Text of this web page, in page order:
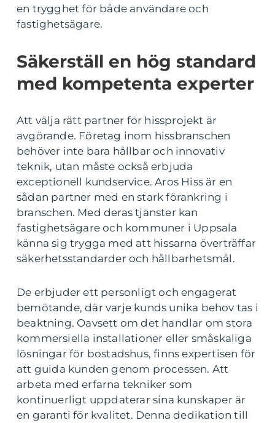
en trygghet för både användare och
fastighetsägare.
Säkerställ en hög standard
med kompetenta experter
Att välja rätt partner för hissprojekt är
avgörande. Företag inom hissbranschen
behöver inte bara hållbar och innovativ
teknik, utan måste också erbjuda
exceptionell kundservice. Aros Hiss är en
sådan partner med en stark förankring i
branschen. Med deras tjänster kan
fastighetsägare och kommuner i Uppsala
känna sig trygga med att hissarna överträffar
säkerhetsstandarder och hållbarhetsmål.
De erbjuder ett personligt och engagerat
bemötande, där varje kunds unika behov tas i
beaktning. Oavsett om det handlar om stora
kommersiella installationer eller småskaliga
lösningar för bostadshus, finns expertisen för
att guida kunden genom processen. Att
arbeta med erfarna tekniker som
kontinuerligt uppdaterar sina kunskaper är
en garanti för kvalitet. Denna dedikation till